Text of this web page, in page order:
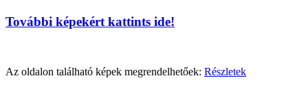
További képekért kattints ide!
Az oldalon található képek megrendelhetőek: Részletek